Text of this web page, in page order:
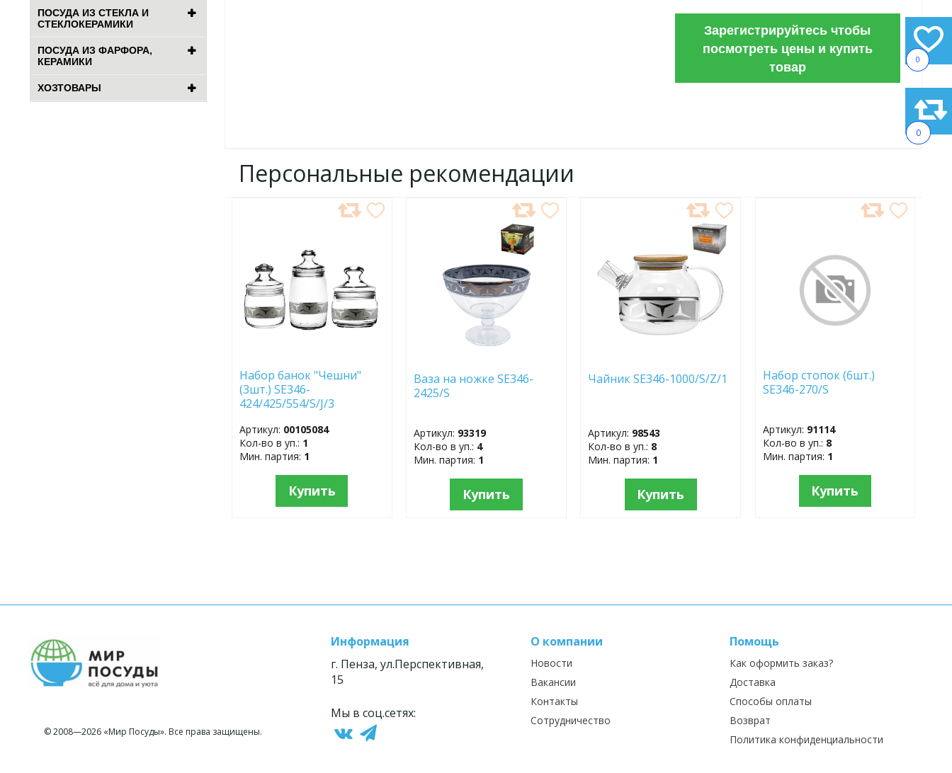
0
0
ПОСУДА ИЗ СТЕКЛА И
СТЕКЛОКЕРАМИКИ
ПОСУДА ИЗ ФАРФОРА,
КЕРАМИКИ
ХОЗТОВАРЫ
Зарегистрируйтесь чтобы
посмотреть цены и купить
товар
Персональные рекомендации
Набор банок "Чешни"
(3шт.) SE346-
424/425/554/S/J/3
Артикул: 00105084
Кол-во в уп.: 1
Мин. партия: 1
Купить
Ваза на ножке SE346-
2425/S
Артикул: 93319
Кол-во в уп.: 4
Мин. партия: 1
Купить
Чайник SE346-1000/S/Z/1
Артикул: 98543
Кол-во в уп.: 8
Мин. партия: 1
Купить
Набор стопок (6шт.)
SE346-270/S
Артикул: 91114
Кол-во в уп.: 8
Мин. партия: 1
Купить
© 2008—2026 «Мир Посуды». Все права защищены.
Информация
г. Пенза, ул.Перспективная,
15
Мы в соц.сетях:
О компании
Новости
Вакансии
Контакты
Сотрудничество
Помощь
Как оформить заказ?
Доставка
Способы оплаты
Возврат
Политика конфиденциальности